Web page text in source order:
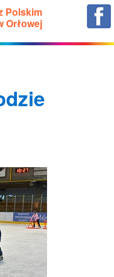
Polskim
Orłowej